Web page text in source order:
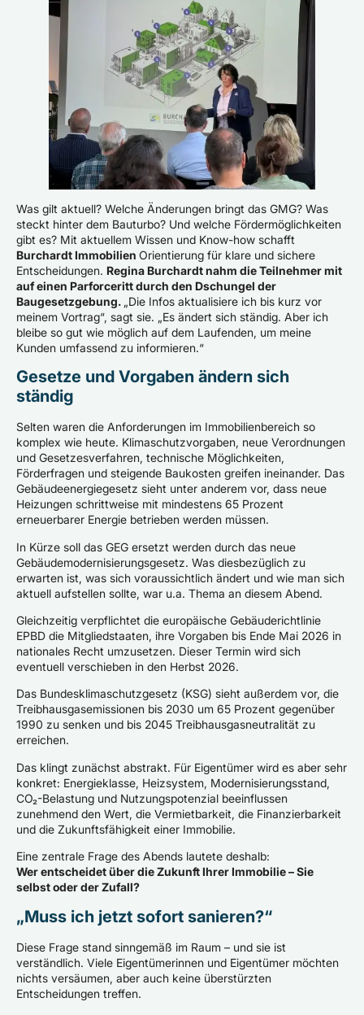
Was gilt aktuell? Welche Änderungen bringt das GMG? Was
steckt hinter dem Bauturbo? Und welche Fördermöglichkeiten
gibt es? Mit aktuellem Wissen und Know-how schafft
Burchardt Immobilien Orientierung für klare und sichere
Entscheidungen. Regina Burchardt nahm die Teilnehmer mit
auf einen Parforceritt durch den Dschungel der
Baugesetzgebung. „Die Infos aktualisiere ich bis kurz vor
meinem Vortrag“, sagt sie. „Es ändert sich ständig. Aber ich
bleibe so gut wie möglich auf dem Laufenden, um meine
Kunden umfassend zu informieren.“
Gesetze und Vorgaben ändern sich
ständig
Selten waren die Anforderungen im Immobilienbereich so
komplex wie heute. Klimaschutzvorgaben, neue Verordnungen
und Gesetzesverfahren, technische Möglichkeiten,
Förderfragen und steigende Baukosten greifen ineinander. Das
Gebäudeenergiegesetz sieht unter anderem vor, dass neue
Heizungen schrittweise mit mindestens 65 Prozent
erneuerbarer Energie betrieben werden müssen.
In Kürze soll das GEG ersetzt werden durch das neue
Gebäudemodernisierungsgesetz. Was diesbezüglich zu
erwarten ist, was sich voraussichtlich ändert und wie man sich
aktuell aufstellen sollte, war u.a. Thema an diesem Abend.
Gleichzeitig verpflichtet die europäische Gebäuderichtlinie
EPBD die Mitgliedstaaten, ihre Vorgaben bis Ende Mai 2026 in
nationales Recht umzusetzen. Dieser Termin wird sich
eventuell verschieben in den Herbst 2026.
Das Bundesklimaschutzgesetz (KSG) sieht außerdem vor, die
Treibhausgasemissionen bis 2030 um 65 Prozent gegenüber
1990 zu senken und bis 2045 Treibhausgasneutralität zu
erreichen.
Das klingt zunächst abstrakt. Für Eigentümer wird es aber sehr
konkret: Energieklasse, Heizsystem, Modernisierungsstand,
CO₂-Belastung und Nutzungspotenzial beeinflussen
zunehmend den Wert, die Vermietbarkeit, die Finanzierbarkeit
und die Zukunftsfähigkeit einer Immobilie.
Eine zentrale Frage des Abends lautete deshalb:
Wer entscheidet über die Zukunft Ihrer Immobilie – Sie
selbst oder der Zufall?
„Muss ich jetzt sofort sanieren?“
Diese Frage stand sinngemäß im Raum – und sie ist
verständlich. Viele Eigentümerinnen und Eigentümer möchten
nichts versäumen, aber auch keine überstürzten
Entscheidungen treffen.